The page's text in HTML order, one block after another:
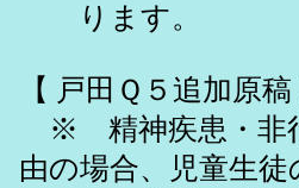
ります。
【 戸田Ｑ５追加原稿
※ 精神疾患・非行
由の場合、児童生